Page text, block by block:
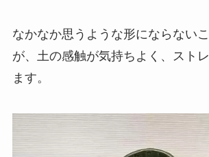
なかなか思うような形にならない
が、土の感触が気持ちよく、スト
ます。